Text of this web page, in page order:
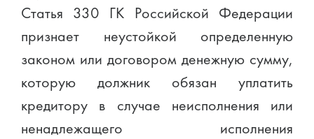
Статья 330 ГК Российской Федерации
признает неустойкой определенную
законом или договором денежную сумму,
которую должник обязан уплатить
кредитору в случае неисполнения или
ненадлежащего исполнения